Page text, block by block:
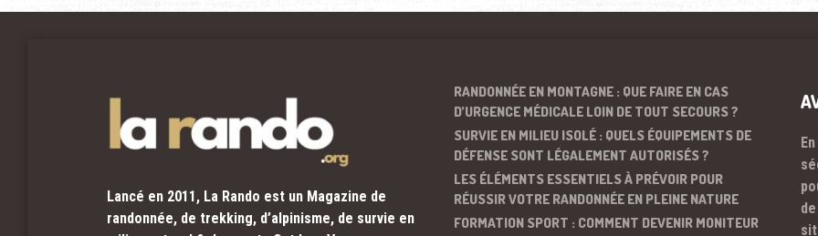
Lancé en 2011, La Rando est un Magazine de
randonnée, de trekking, d’alpinisme, de survie en
RANDONNÉE EN MONTAGNE : QUE FAIRE EN CAS
D’URGENCE MÉDICALE LOIN DE TOUT SECOURS ?
SURVIE EN MILIEU ISOLÉ : QUELS ÉQUIPEMENTS DE
DÉFENSE SONT LÉGALEMENT AUTORISÉS ?
LES ÉLÉMENTS ESSENTIELS À PRÉVOIR POUR
RÉUSSIR VOTRE RANDONNÉE EN PLEINE NATURE
FORMATION SPORT : COMMENT DEVENIR MONITEUR